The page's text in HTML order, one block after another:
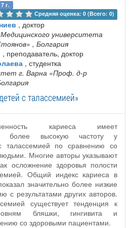
г.
Средняя оценка: 0 (Всего: 0)
, доктор
университета
, Болгария
, преподаватель, доктор
, студентка
г. Варна «Проф. д-р
с талассемией»
кариеса имеет
более высокую частоту у
талассемией по сравнению со
Многие авторы указывают
осложнение здоровья полости
Общий индекс кариеса в
значительно более низкие
с результатами других авторов.
существует тенденция к
бляшки, гингивита и
со здоровыми пациентами.